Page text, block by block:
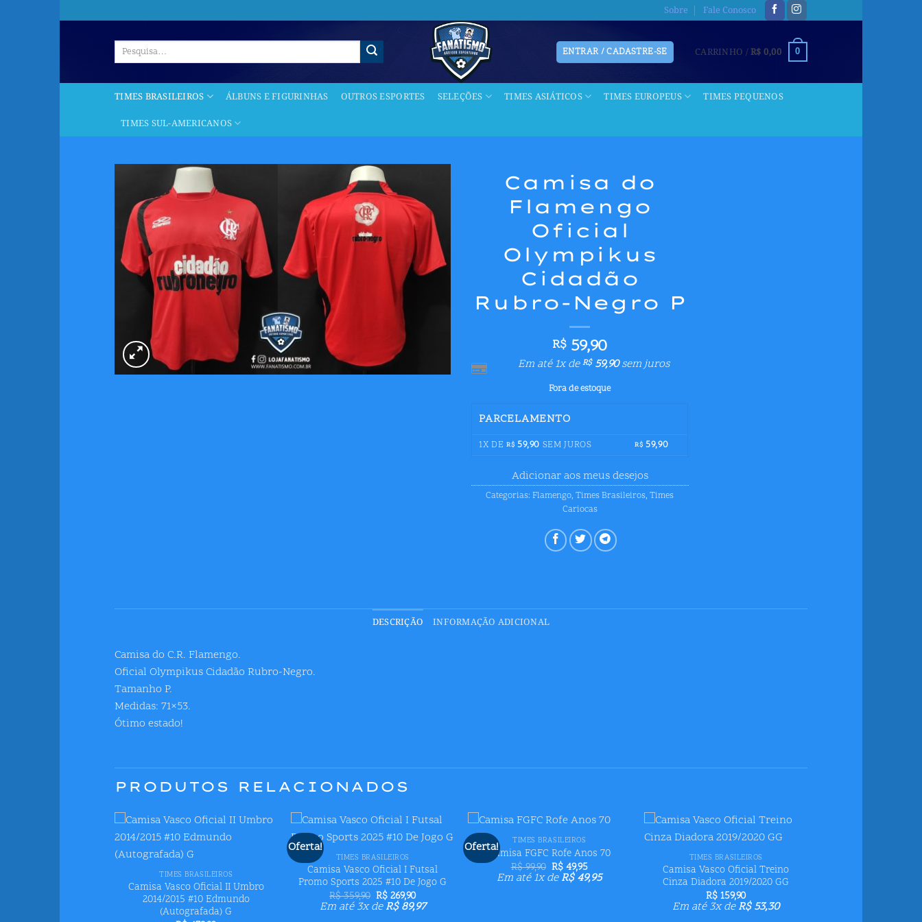
to
Sobre Fale Conosco
Pesquisar
ENTRAR / CADASTRE-SE CARRINHO /R$ 0,00 0
TIMES BRASILEIROS ÁLBUNS E FIGURINHAS OUTROS ESPORTES SELEÇÕES TIMES ASIÁTICOS TIMES EUROPEUS
TIMES PEQUENOS
TIMES SUL-AMERICANOS
Adicionar
aos meus
desejos
Camisa do
Flamengo
Oficial
Olympikus
Cidadão
Rubro-Negro P
R$ 59,90
Em até 1x deR$59,90sem juros
Fora de estoque
PARCELAMENTO
1X DE R$ 59,90 SEM JUROS R$ 59,90
Adicionar aos meus desejos
Categorias:Flamengo,Times Brasileiros,Times
Cariocas
DESCRIÇÃO INFORMAÇÃO ADICIONAL
Camisa do C.R. Flamengo.
Oficial Olympikus Cidadão Rubro-Negro.
Tamanho P.
Medidas: 71×53.
Ótimo estado!
PRODUTOS RELACIONADOS
+
TIMES BRASILEIROS
Camisa Vasco Oficial II Umbro
2014/2015 #10 Edmundo
(Autografada) G
Oferta!
desejos
+
TIMES BRASILEIROS
Camisa Vasco Oficial I Futsal
Promo Sports 2025 #10 De Jogo G
R$359,90 O
preço
original
R$ 269,90O
preço
Em até 3x deR$89,97
Oferta!
Adicionar
aos meus
+
TIMES BRASILEIROS
Camisa FGFC Rofe Anos 70
R$99,90 O
preço
original
R$49,95O
preço
atual
Em até 1x deR$49,95
desejos
TIMES BRASILEIROS
Camisa Vasco Oficial Treino
Cinza Diadora 2019/2020 GG
R$ 159,90
Em até 3x deR$53,30